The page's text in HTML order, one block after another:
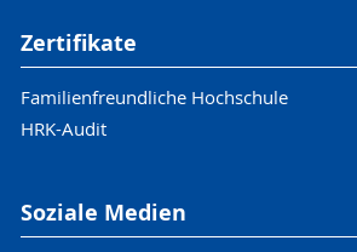
Zertifikate
Familienfreundliche Hochschule
HRK-Audit
Soziale Medien